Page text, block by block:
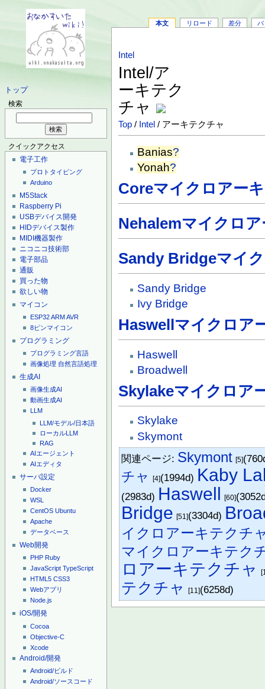
トップ
検索
クイックアクセス
電子工作
プロトタイピング
Arduino
M5Stack
Raspberry Pi
USBデバイス開発
HIDデバイス製作
MIDI機器製作
ニコニコ技術部
電子部品
通販
買った物
欲しい物
マイコン
ESP32ARMAVR
8ピンマイコン
プログラミング
プログラミング言語
画像処理 自然言語処理
生成AI
画像生成AI
動画生成AI
LLM
LLM/モデル/日本語
ローカルLLM
RAG
AIエージェント
AIエディタ
サーバ設定
Docker
WSL
CentOS Ubuntu
Apache
データベース
Web開発
PHP Ruby
JavaScript TypeScript
HTML5 CSS3
Webアプリ
Node.js
iOS/開発
Cocoa
Objective-C
Xcode
Android/開発
Android/ビルド
Android/ソースコード
本文 リロード 差分 バ
Intel
Intel/ア
ーキテク
チャ
Top / Intel / アーキテクチャ
Banias?
Yonah?
Coreマイクロアー
Nehalemマイクロ
Sandy Bridgeマイ
Sandy Bridge
Ivy Bridge
Haswellマイクロア
Haswell
Broadwell
Skylakeマイクロア
Skylake
Skymont
関連ページ: Skymont [5]
チャ [4](1994d) Kaby
(2983d) Haswell [60]
Bridge [51](3304d)
イクロアーキテクチ
マイクロアーキテク
ロアーキテクチャ
テクチャ [11](6258d)